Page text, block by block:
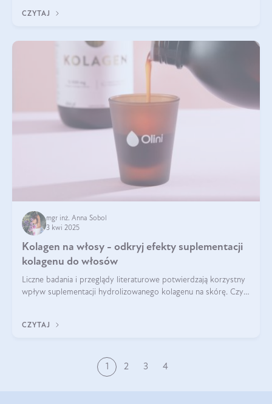
CZYTAJ
mgr inż. Anna Sobol
3 kwi 2025
Kolagen na włosy - odkryj efekty suplementacji
kolagenu do włosów
Liczne badania i przeglądy literaturowe potwierdzają korzystny
wpływ suplementacji hydrolizowanego kolagenu na skórę. Czy
CZYTAJ
1 2 3 4